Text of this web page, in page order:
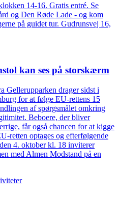
14-16. Gratis entré. Se
og Den Røde Lade - og kom
på guidet tur. Gudrunsvej 16,
kan ses på storskærm
Gellerupparken drager sidst i
for at følge EU-rettens 15
af spørgsmålet omkring
Beboere, der bliver
får også chancen for at kigge
retten optages og efterfølgende
4. oktober kl. 18 inviterer
med Almen Modstand på en